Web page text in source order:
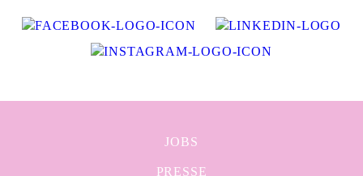
JOBS
PRESSE